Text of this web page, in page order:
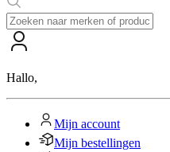
Hallo,
Mijn account
Mijn bestellingen